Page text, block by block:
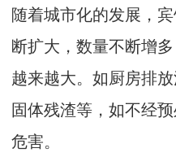
随着城市化的发展，
断扩大，数量不断增
越来越大。如厨房排
固体残渣等，如不经
危害。